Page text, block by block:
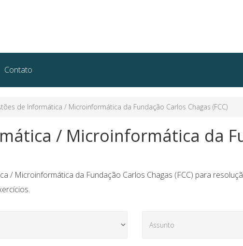
Contato
de Informática / Microinformática da Fundação Carlos Chagas (FCC)
/ Microinformática da
/ Microinformática da Fundação Carlos Chagas (FCC) para